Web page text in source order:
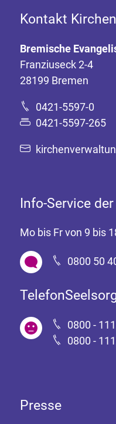
Kontakt
Bremische
Franziuseck 2-4
28199 Bremen
0421-5597-0
0421-5597-265
Info-Service der
Mo bis Fr von 9 bis
0800 50
0800 -
0800 -
Presse